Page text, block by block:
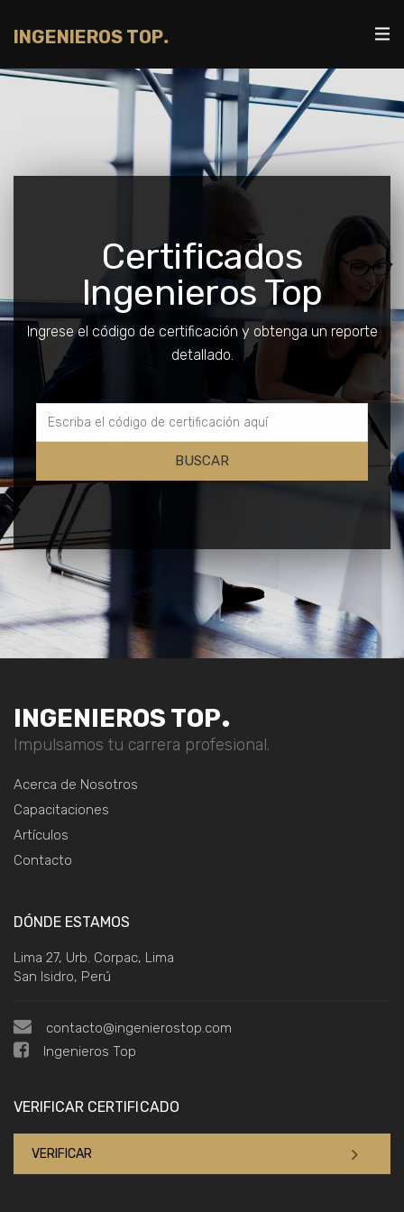
INGENIEROS TOP.
Certificados
Ingenieros Top
Ingrese el código de certificación y obtenga un reporte
detallado.
INGENIEROS TOP.
Impulsamos tu carrera profesional.
Acerca de Nosotros
Capacitaciones
Artículos
Contacto
DÓNDE ESTAMOS
Lima 27, Urb. Corpac, Lima
San Isidro, Perú
contacto@ingenierostop.com
Ingenieros Top
VERIFICAR CERTIFICADO
VERIFICAR